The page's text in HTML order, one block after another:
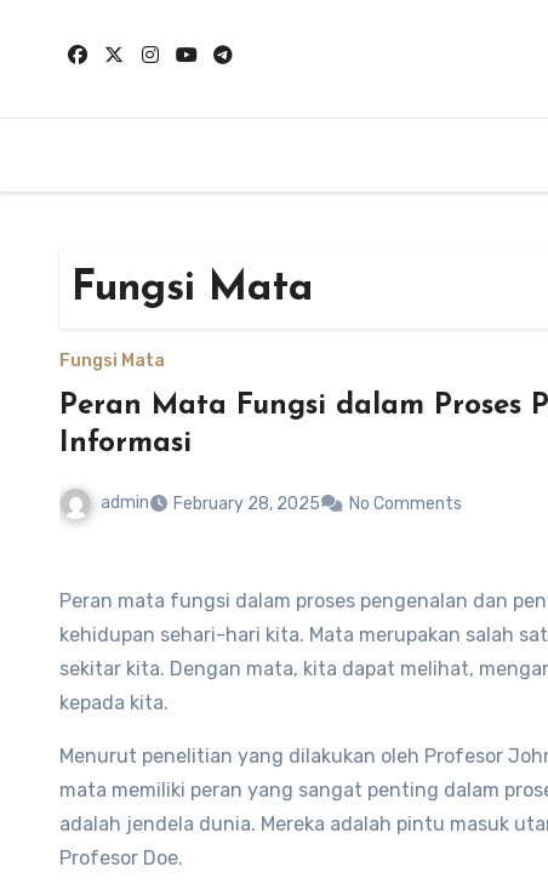
Fungsi Mata
Fungsi Mata
Peran Mata Fungsi dalam Proses
Informasi
admin February 28, 2025 No Comments
Peran mata fungsi dalam proses pengenalan dan
kehidupan sehari-hari kita. Mata merupakan salah
sekitar kita. Dengan mata, kita dapat melihat,
kepada kita.
Menurut penelitian yang dilakukan oleh Profesor
mata memiliki peran yang sangat penting dalam
adalah jendela dunia. Mereka adalah pintu masuk
Profesor Doe.